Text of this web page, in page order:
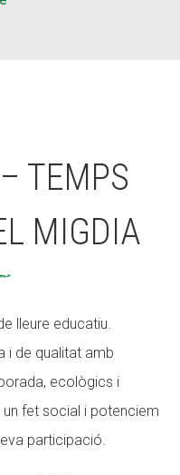
TEMPS
MIGDIA
lleure educatiu.
i de qualitat amb
ecològics i
fet social i potenciem
participació.